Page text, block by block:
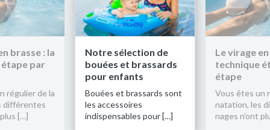
brasse : la
par
régulier de la
différentes
[…]
Notre sélection de
bouées et brassards
pour enfants
Bouées et brassards sont
les accessoires
indispensables pour […]
Le virage
technique
étape
Vous êtes un
natation, les
nages n'ont